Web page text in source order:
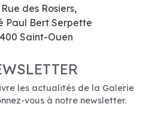
Rue des Rosiers,
Paul Bert Serpette
Saint-Ouen
les actualités de la Galerie
vous à notre newsletter.